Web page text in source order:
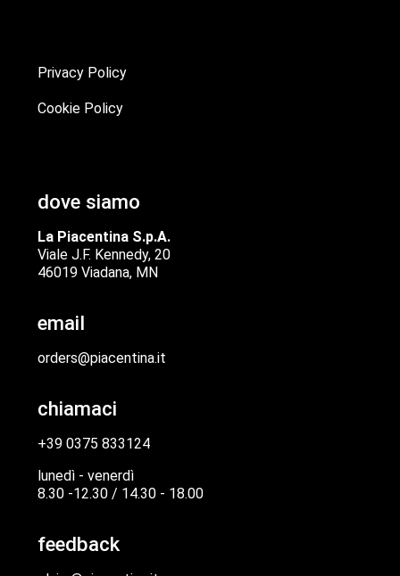
Privacy Policy
Cookie Policy
dove siamo
La Piacentina S.p.A.
Viale J.F. Kennedy, 20
46019 Viadana, MN
email
orders@piacentina.it
chiamaci
+39 0375 833124
lunedì - venerdì
8.30 -12.30 / 14.30 - 18.00
feedback